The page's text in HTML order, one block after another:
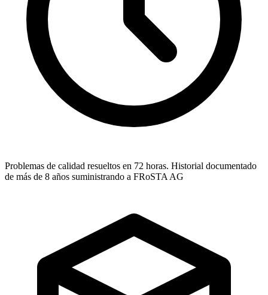
Problemas de calidad resueltos en 72 horas. Historial documentado
de más de 8 años suministrando a FRoSTA AG